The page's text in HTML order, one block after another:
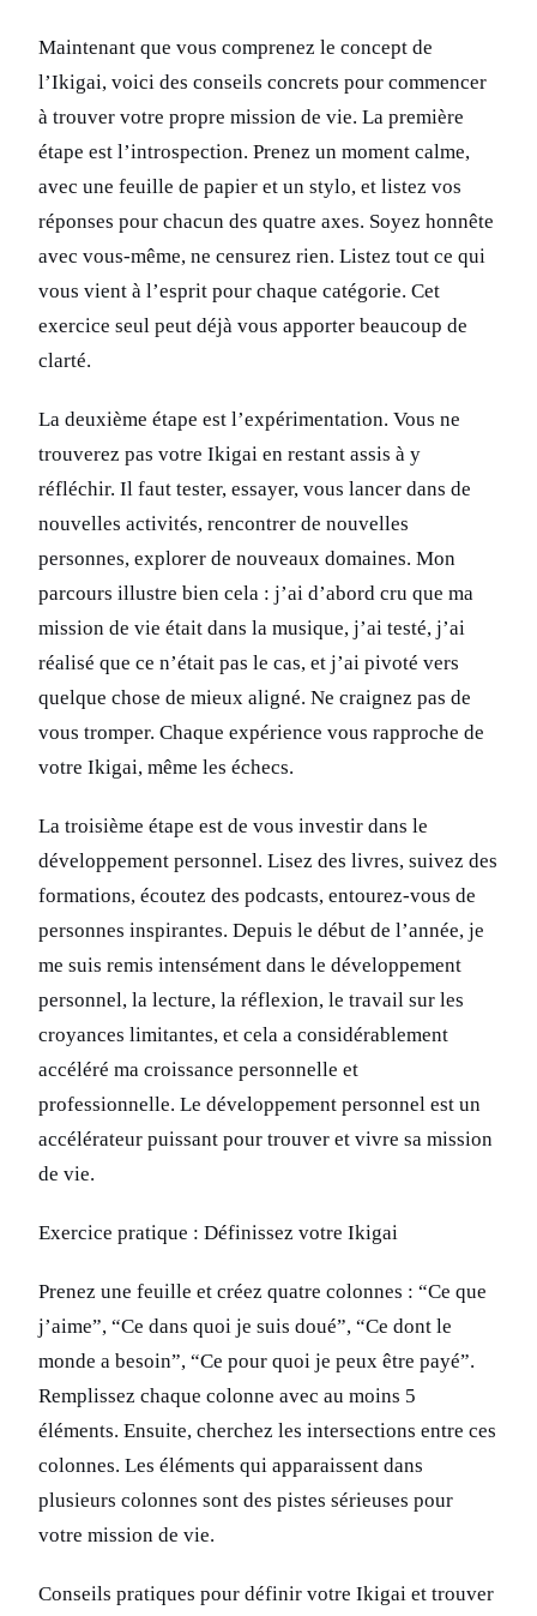
Maintenant que vous comprenez le concept de
l’Ikigai, voici des conseils concrets pour commencer
à trouver votre propre mission de vie. La première
étape est l’introspection. Prenez un moment calme,
avec une feuille de papier et un stylo, et listez vos
réponses pour chacun des quatre axes. Soyez honnête
avec vous-même, ne censurez rien. Listez tout ce qui
vous vient à l’esprit pour chaque catégorie. Cet
exercice seul peut déjà vous apporter beaucoup de
clarté.
La deuxième étape est l’expérimentation. Vous ne
trouverez pas votre Ikigai en restant assis à y
réfléchir. Il faut tester, essayer, vous lancer dans de
nouvelles activités, rencontrer de nouvelles
personnes, explorer de nouveaux domaines. Mon
parcours illustre bien cela : j’ai d’abord cru que ma
mission de vie était dans la musique, j’ai testé, j’ai
réalisé que ce n’était pas le cas, et j’ai pivoté vers
quelque chose de mieux aligné. Ne craignez pas de
vous tromper. Chaque expérience vous rapproche de
votre Ikigai, même les échecs.
La troisième étape est de vous investir dans le
développement personnel. Lisez des livres, suivez des
formations, écoutez des podcasts, entourez-vous de
personnes inspirantes. Depuis le début de l’année, je
me suis remis intensément dans le développement
personnel, la lecture, la réflexion, le travail sur les
croyances limitantes, et cela a considérablement
accéléré ma croissance personnelle et
professionnelle. Le développement personnel est un
accélérateur puissant pour trouver et vivre sa mission
de vie.
Exercice pratique : Définissez votre Ikigai
Prenez une feuille et créez quatre colonnes : “Ce que
j’aime”, “Ce dans quoi je suis doué”, “Ce dont le
monde a besoin”, “Ce pour quoi je peux être payé”.
Remplissez chaque colonne avec au moins 5
éléments. Ensuite, cherchez les intersections entre ces
colonnes. Les éléments qui apparaissent dans
plusieurs colonnes sont des pistes sérieuses pour
votre mission de vie.
Conseils pratiques pour définir votre Ikigai et trouver